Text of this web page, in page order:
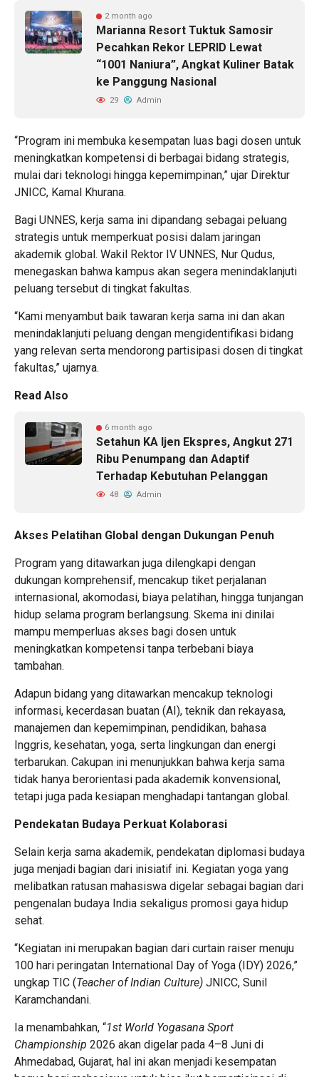
2 month ago
Marianna Resort Tuktuk Samosir
Pecahkan Rekor LEPRID Lewat
“1001 Naniura”, Angkat Kuliner Batak
ke Panggung Nasional
29 Admin
“Program ini membuka kesempatan luas bagi dosen untuk
meningkatkan kompetensi di berbagai bidang strategis,
mulai dari teknologi hingga kepemimpinan,” ujar Direktur
JNICC, Kamal Khurana.
Bagi UNNES, kerja sama ini dipandang sebagai peluang
strategis untuk memperkuat posisi dalam jaringan
akademik global. Wakil Rektor IV UNNES, Nur Qudus,
menegaskan bahwa kampus akan segera menindaklanjuti
peluang tersebut di tingkat fakultas.
“Kami menyambut baik tawaran kerja sama ini dan akan
menindaklanjuti peluang dengan mengidentifikasi bidang
yang relevan serta mendorong partisipasi dosen di tingkat
fakultas,” ujarnya.
Read Also
6 month ago
Setahun KA Ijen Ekspres, Angkut 271
Ribu Penumpang dan Adaptif
Terhadap Kebutuhan Pelanggan
48 Admin
Akses Pelatihan Global dengan Dukungan Penuh
Program yang ditawarkan juga dilengkapi dengan
dukungan komprehensif, mencakup tiket perjalanan
internasional, akomodasi, biaya pelatihan, hingga tunjangan
hidup selama program berlangsung. Skema ini dinilai
mampu memperluas akses bagi dosen untuk
meningkatkan kompetensi tanpa terbebani biaya
tambahan.
Adapun bidang yang ditawarkan mencakup teknologi
informasi, kecerdasan buatan (AI), teknik dan rekayasa,
manajemen dan kepemimpinan, pendidikan, bahasa
Inggris, kesehatan, yoga, serta lingkungan dan energi
terbarukan. Cakupan ini menunjukkan bahwa kerja sama
tidak hanya berorientasi pada akademik konvensional,
tetapi juga pada kesiapan menghadapi tantangan global.
Pendekatan Budaya Perkuat Kolaborasi
Selain kerja sama akademik, pendekatan diplomasi budaya
juga menjadi bagian dari inisiatif ini. Kegiatan yoga yang
melibatkan ratusan mahasiswa digelar sebagai bagian dari
pengenalan budaya India sekaligus promosi gaya hidup
sehat.
“Kegiatan ini merupakan bagian dari curtain raiser menuju
100 hari peringatan International Day of Yoga (IDY) 2026,”
ungkap TIC (Teacher of Indian Culture) JNICC, Sunil
Karamchandani.
Ia menambahkan, “1st World Yogasana Sport
Championship 2026 akan digelar pada 4–8 Juni di
Ahmedabad, Gujarat, hal ini akan menjadi kesempatan